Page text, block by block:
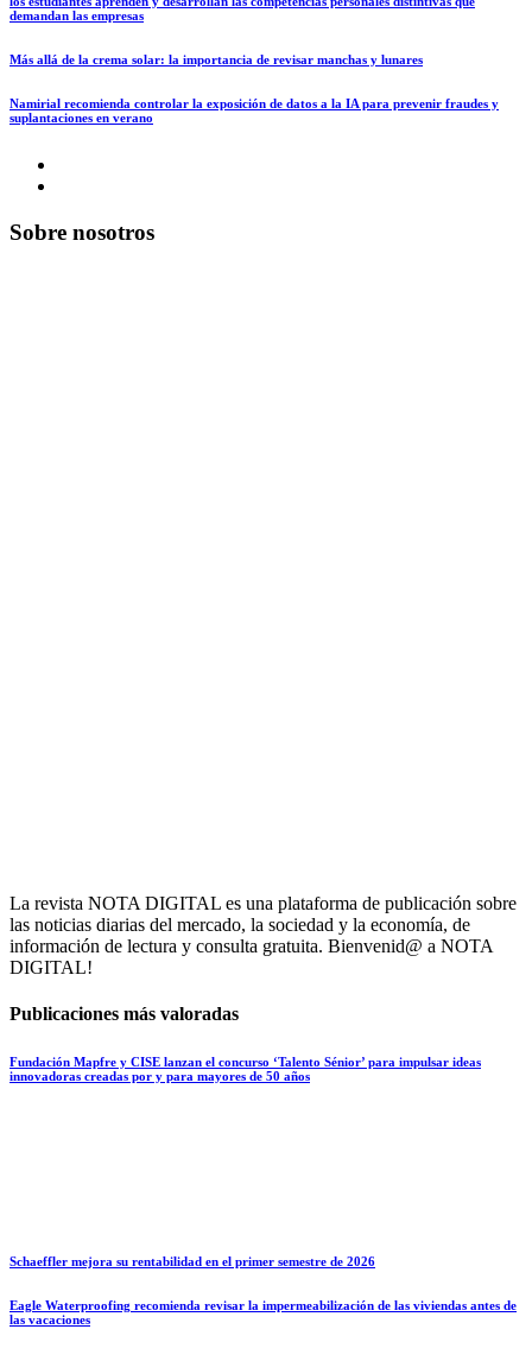
demandan las empresas
Más allá de la crema solar: la importancia de revisar manchas y lunares
Namirial recomienda controlar la exposición de datos a la IA para prevenir fraudes y
suplantaciones en verano
Sobre nosotros
La revista NOTA DIGITAL es una plataforma de publicación sobre
las noticias diarias del mercado, la sociedad y la economía, de
información de lectura y consulta gratuita. Bienvenid@ a NOTA
DIGITAL!
Publicaciones más valoradas
Fundación Mapfre y CISE lanzan el concurso ‘Talento Sénior’ para impulsar ideas
innovadoras creadas por y para mayores de 50 años
Schaeffler mejora su rentabilidad en el primer semestre de 2026
Eagle Waterproofing recomienda revisar la impermeabilización de las viviendas antes de
las vacaciones